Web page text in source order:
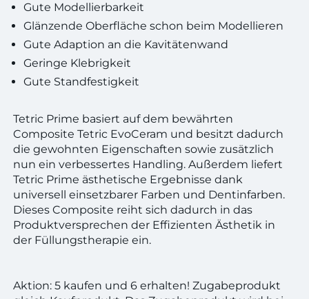
Gute Modellierbarkeit
Glänzende Oberfläche schon beim Modellieren
Gute Adaption an die Kavitätenwand
Geringe Klebrigkeit
Gute Standfestigkeit
Tetric Prime basiert auf dem bewährten
Composite Tetric EvoCeram und besitzt dadurch
die gewohnten Eigenschaften sowie zusätzlich
nun ein verbessertes Handling. Außerdem liefert
Tetric Prime ästhetische Ergebnisse dank
universell einsetzbarer Farben und Dentinfarben.
Dieses Composite reiht sich dadurch in das
Produktversprechen der Effizienten Ästhetik in
der Füllungstherapie ein.
Aktion: 5 kaufen und 6 erhalten! Zugabeprodukt